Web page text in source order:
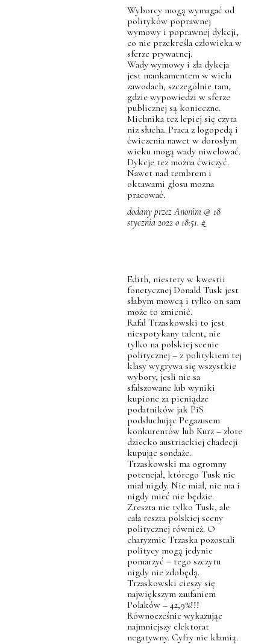
Wyborcy mogą wymagać od
polityków poprawnej
wymowy i poprawnej dykcji,
co nie przekreśla człowieka w
sferze prywatnej.
Wady wymowy i zła dykcja
jest mankamentem w wielu
zawodach, szczególnie tam,
gdzie wypowiedzi w sferze
publicznej są konieczne.
Michnika tez lepiej się czyta
niz słucha. Praca z logopedą i
ćwiczenia nawet w dorosłym
wieku mogą wady niwelować.
Dykcje tez można ćwiczyć.
Nawet nad tembrem i
oktawami głosu mozna
pracować.
dodany przez Anonim @ 18
stycznia 2022 o 18:51.#
Edith, niestety w kwestii
fonetycznej Donald Tusk jest
słabym mowcą i tylko on sam
może to zmienić.
Rafał Trzaskowski to jest
niespotykany talent, nie
tylko na polskiej scenie
politycznej – z politykiem tej
klasy wygrywa się wszystkie
wybory, jesli nie sa
sfałszowane lub wyniki
kupione za pieniądze
podatników jak PiS
podsłuchując Pegazusem
konkurentów lub Kurz – złote
dziecko austriackiej chadecji
kupując sondaże.
Trzaskowski ma ogromny
potencjał, którego Tusk nie
miał nigdy. Nie miał, nie ma i
nigdy mieć nie będzie.
Zreszta nie tylko Tusk, ale
cała reszta polskiej sceny
politycznej również. O
charyzmie Trzaska pozostali
politycy mogą jedynie
pomarzyć – tego szczytu
nigdy nie zdobędą.
Trzaskowski cieszy się
największym zaufaniem
Polaków – 42,9%!!!
Równocześnie wykazując
najmniejszy elektorat
negatywny. Cyfry nie kłamią.